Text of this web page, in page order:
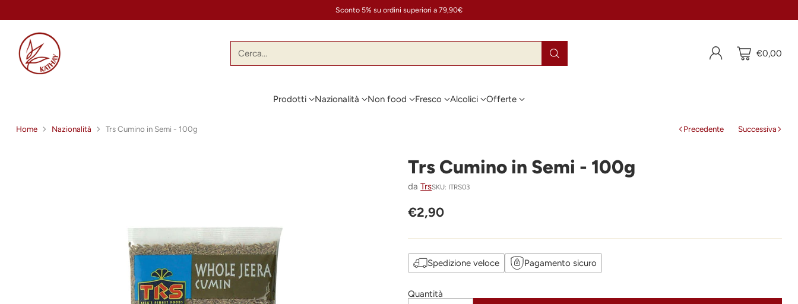
Sconto 5% su ordini superiori a 79,90€
Cerca… €0,00
Prodotti Nazionalità Non food Fresco Alcolici Offerte
Home Nazionalità Trs Cumino in Semi - 100g Precedente Successiva
Trs Cumino in Semi - 100g
da TrsSKU: ITRS03
Prezzo
di
listino
€2,90
Spedizione veloce Pagamento sicuro
Quantità